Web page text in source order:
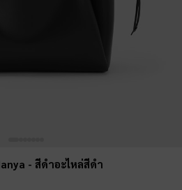
- สีดำอะไหล่สีดำ